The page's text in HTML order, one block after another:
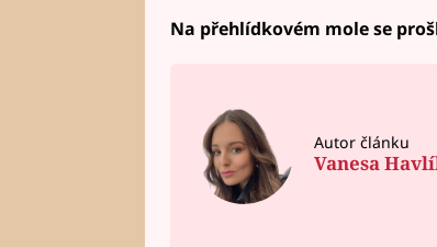
Na přehlídkovém mole se
Autor článku
Vanesa